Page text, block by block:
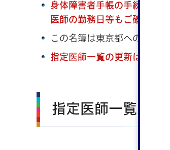
身体障害者手帳の手続きの
医師の勤務日等もご確認くだ
この名簿は東京都への届出
指定医師一覧の更新は3か月
指定医師一覧